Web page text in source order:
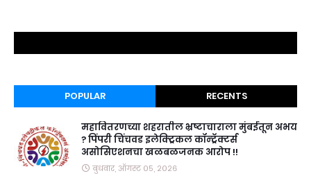
POPULAR RECENTS
महावितरणच्या शहरातील भ्रष्टाचाराला मुंबईतून अभय
? पिंपरी चिंचवड इलेक्ट्रिकल कॉन्ट्रॅक्टर्स
असोसिएशनचा खळबळजनक आरोप !!
बुधवार, ऑगस्ट ०५, २०२६